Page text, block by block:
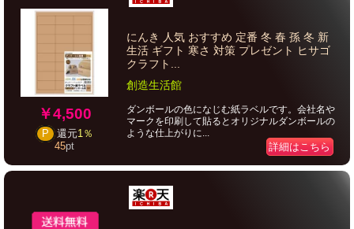
￥4,500
P 還元1％
45pt
にんき 人気 おすすめ 定番 冬 春 孫 冬 新
生活 ギフト 寒さ 対策 プレゼント ヒサゴ
クラフト...
創造生活館
ダンボールの色になじむ紙ラベルです。会社名や
マークを印刷して貼るとオリジナルダンボールの
ような仕上がりに...
詳細はこちら